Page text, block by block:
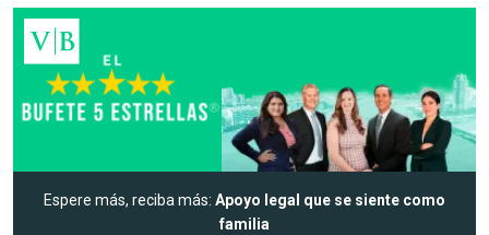
Espere más, reciba más: Apoyo legal que se siente como
familia